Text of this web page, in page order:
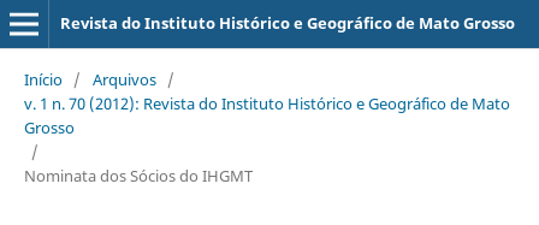
Revista do Instituto Histórico e Geográfico de Mato Grosso
Início / Arquivos /
v. 1 n. 70 (2012): Revista do Instituto Histórico e Geográfico de Mato
Grosso
/
Nominata dos Sócios do IHGMT